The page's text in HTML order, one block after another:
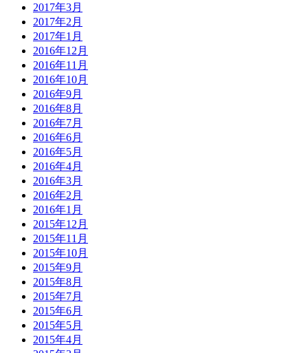
2017年3月
2017年2月
2017年1月
2016年12月
2016年11月
2016年10月
2016年9月
2016年8月
2016年7月
2016年6月
2016年5月
2016年4月
2016年3月
2016年2月
2016年1月
2015年12月
2015年11月
2015年10月
2015年9月
2015年8月
2015年7月
2015年6月
2015年5月
2015年4月